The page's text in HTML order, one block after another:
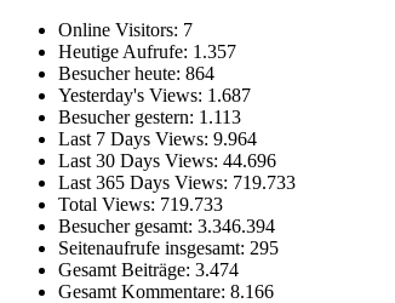
Online Visitors: 7
Heutige Aufrufe: 1.357
Besucher heute: 864
Yesterday's Views: 1.687
Besucher gestern: 1.113
Last 7 Days Views: 9.964
Last 30 Days Views: 44.696
Last 365 Days Views: 719.733
Total Views: 719.733
Besucher gesamt: 3.346.394
Seitenaufrufe insgesamt: 295
Gesamt Beiträge: 3.474
Gesamt Kommentare: 8.166